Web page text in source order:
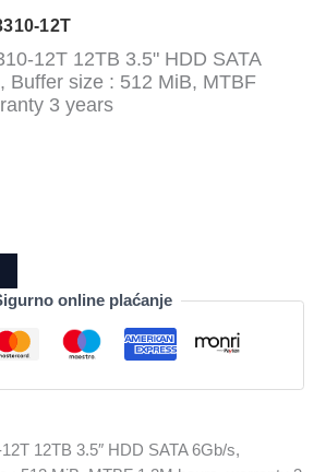
12T
12T 12TB 3.5" HDD SATA
Buffer size : 512 MiB, MTBF
3 years
online plaćanje
12TB 3.5″ HDD SATA 6Gb/s,